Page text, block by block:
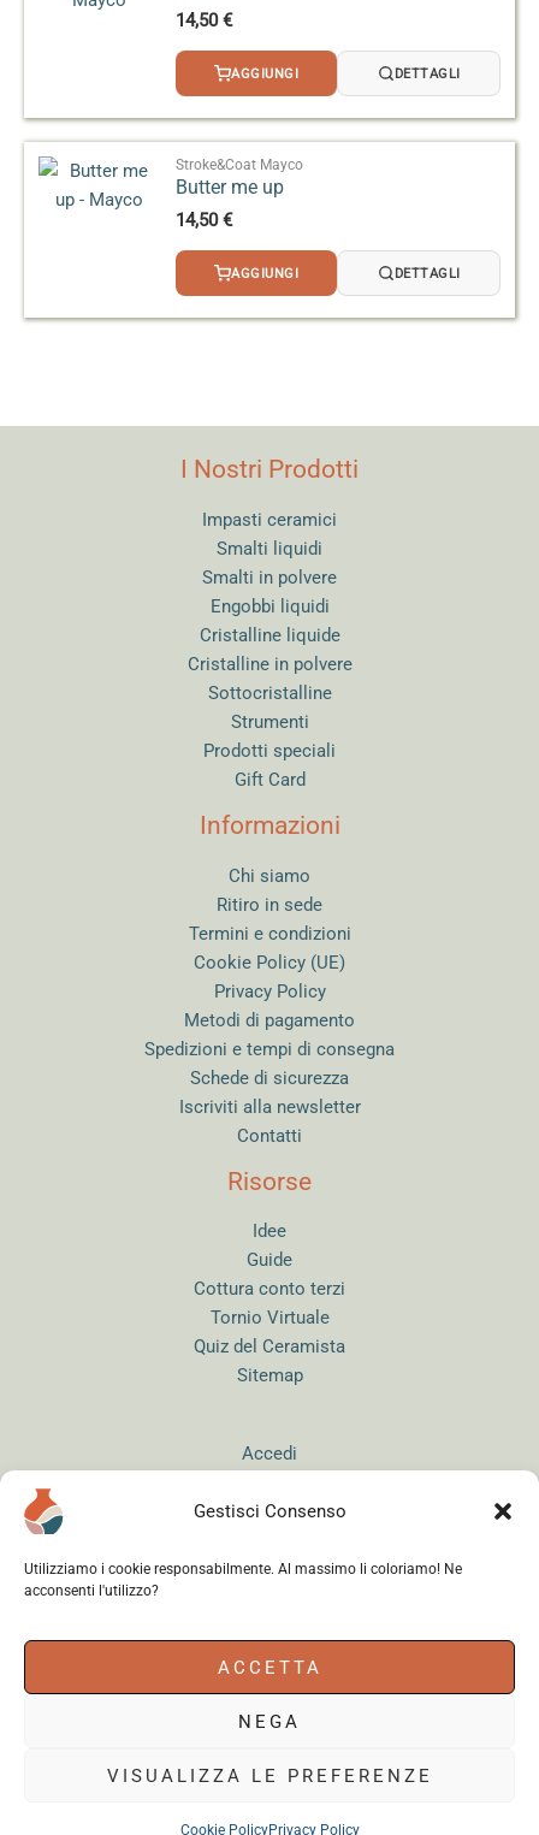
Gestisci Consenso
Utilizziamo i cookie responsabilmente. Al massimo li coloriamo! Ne
acconsenti l'utilizzo?
ACCETTA
NEGA
VISUALIZZA LE PREFERENZE
Cookie PolicyPrivacy Policy
14,50€
AGGIUNGI DETTAGLI
Stroke&Coat Mayco
Butter me up
14,50€
AGGIUNGI DETTAGLI
I Nostri Prodotti
Impasti ceramici
Smalti liquidi
Smalti in polvere
Engobbi liquidi
Cristalline liquide
Cristalline in polvere
Sottocristalline
Strumenti
Prodotti speciali
Gift Card
Informazioni
Chi siamo
Ritiro in sede
Termini e condizioni
Cookie Policy (UE)
Privacy Policy
Metodi di pagamento
Spedizioni e tempi di consegna
Schede di sicurezza
Iscriviti alla newsletter
Contatti
Risorse
Idee
Guide
Cottura conto terzi
Tornio Virtuale
Quiz del Ceramista
Sitemap
Accedi
18179961000 - Copyright © 2026